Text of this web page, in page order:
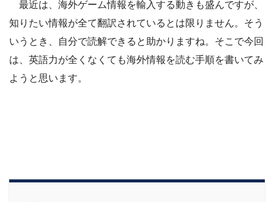
最近は、海外ゲーム情報を輸入する動きも盛んですが、
知りたい情報が全て翻訳されているとは限りません。そう
いうとき、自分で読解できると助かりますね。そこで今回
は、英語力が全くなくても海外情報を読む手順を書いてみ
ようと思います。